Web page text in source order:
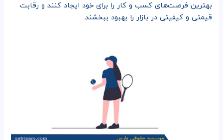
بهترین فرصت‌های کسب و کار را برای خود ایجاد کنند و رقابت
قیمتی و کیفیتی در بازار را بهبود ببخشند.